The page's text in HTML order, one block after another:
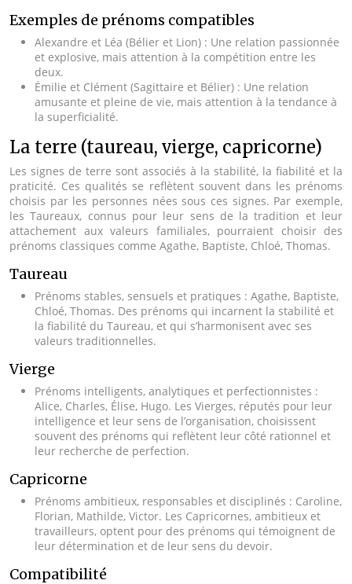
Exemples de prénoms compatibles
Alexandre et Léa (Bélier et Lion) : Une relation passionnée
et explosive, mais attention à la compétition entre les
deux.
Émilie et Clément (Sagittaire et Bélier) : Une relation
amusante et pleine de vie, mais attention à la tendance à
la superficialité.
La terre (taureau, vierge, capricorne)
Les signes de terre sont associés à la stabilité, la fiabilité et la
praticité. Ces qualités se reflètent souvent dans les prénoms
choisis par les personnes nées sous ces signes. Par exemple,
les Taureaux, connus pour leur sens de la tradition et leur
attachement aux valeurs familiales, pourraient choisir des
prénoms classiques comme Agathe, Baptiste, Chloé, Thomas.
Taureau
Prénoms stables, sensuels et pratiques : Agathe, Baptiste,
Chloé, Thomas. Des prénoms qui incarnent la stabilité et
la fiabilité du Taureau, et qui s’harmonisent avec ses
valeurs traditionnelles.
Vierge
Prénoms intelligents, analytiques et perfectionnistes :
Alice, Charles, Élise, Hugo. Les Vierges, réputés pour leur
intelligence et leur sens de l’organisation, choisissent
souvent des prénoms qui reflètent leur côté rationnel et
leur recherche de perfection.
Capricorne
Prénoms ambitieux, responsables et disciplinés : Caroline,
Florian, Mathilde, Victor. Les Capricornes, ambitieux et
travailleurs, optent pour des prénoms qui témoignent de
leur détermination et de leur sens du devoir.
Compatibilité